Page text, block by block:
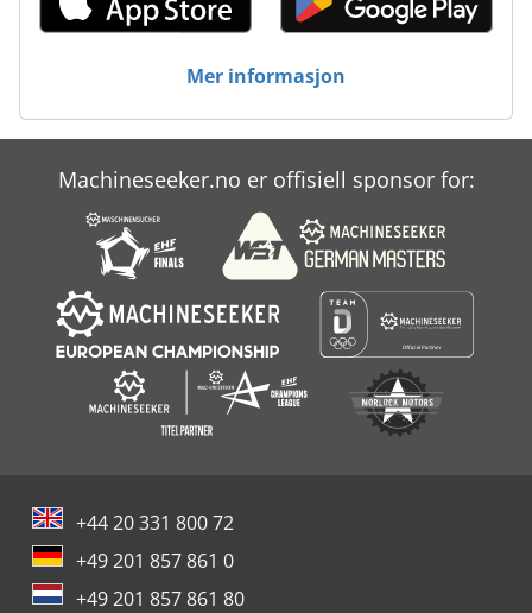
Mer informasjon
Machineseeker.no er offisiell sponsor for:
+44 20 331 800 72
+49 201 857 861 0
+49 201 857 861 80